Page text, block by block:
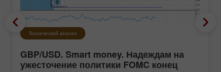
Технический анализ
GBP/USD. Smart money. Надеждам на
ужесточение политики FOMC конец